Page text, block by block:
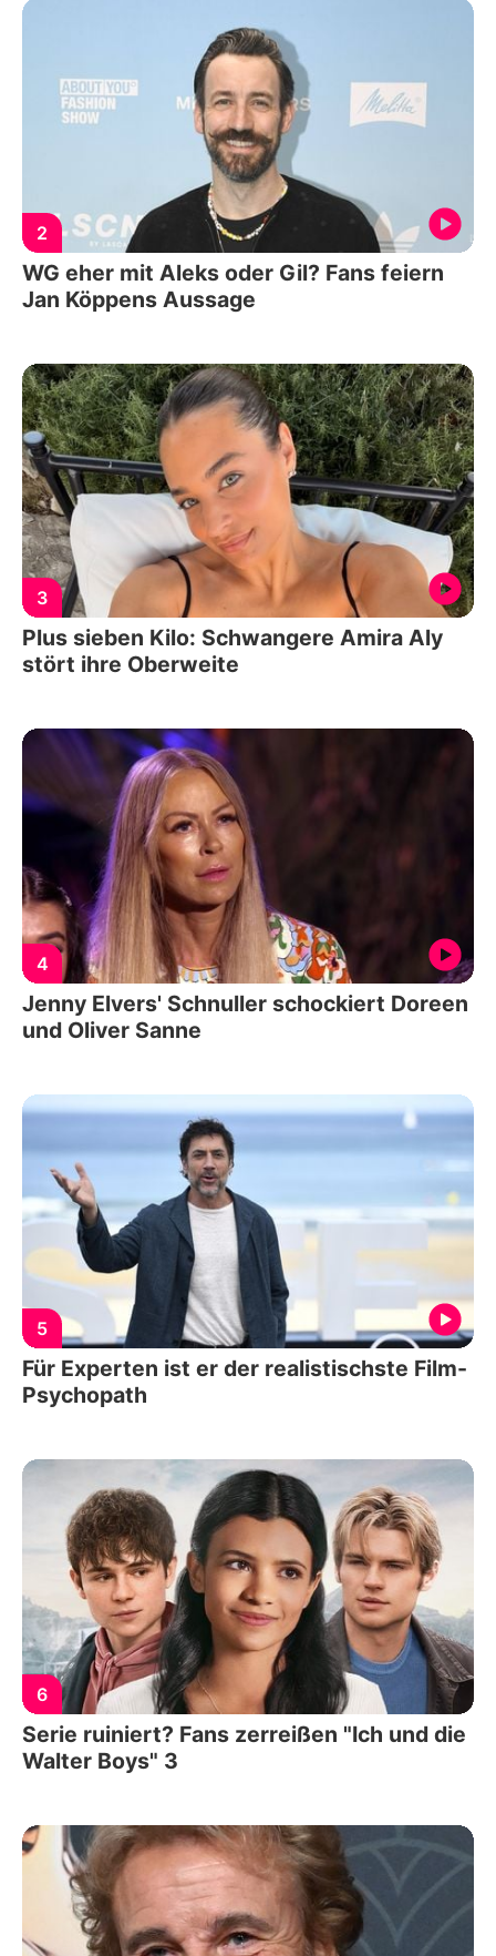
2
WG eher mit Aleks oder Gil? Fans feiern
Jan Köppens Aussage
3
Plus sieben Kilo: Schwangere Amira Aly
stört ihre Oberweite
4
Jenny Elvers' Schnuller schockiert Doreen
und Oliver Sanne
5
Für Experten ist er der realistischste Film-
Psychopath
6
Serie ruiniert? Fans zerreißen "Ich und die
Walter Boys" 3